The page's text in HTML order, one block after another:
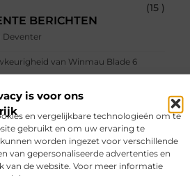
is voor ons
en vergelijkbare technologieën om te
gebruikt en om uw ervaring te
worden ingezet voor verschillende
van gepersonaliseerde advertenties en
van de website. Voor meer informatie
(15 )
BERICHTEN
Deventer
van Winmau Blade 6
zonder stucstress
koppelingen in aandrijfsystemen